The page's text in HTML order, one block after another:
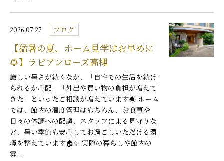
2026.07.27 ブログ
【猛暑の夏、ホーム見学はお早めに
🌻】ラビアンローズ高槻
厳しい暑さが続くなか、「自宅での生活を続け
られるか心配」「外出や買い物の負担が増えて
きた」といったご相談が増えています☀️ ホーム
では、館内の温度管理はもちろん、お食事や
日々の体調への配慮、スタッフによる見守りな
ど、暑い季節も安心してお過ごしいただける環
境を整えています🏠✨ 実際の暮らしや館内の
雰...